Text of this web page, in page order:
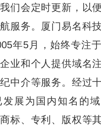
们会定时更新，以
服务。厦门易名科
年5月，始终专注
业和个人提供域名
中介等服务。经过
发展为国内知名的
标、专利、版权等